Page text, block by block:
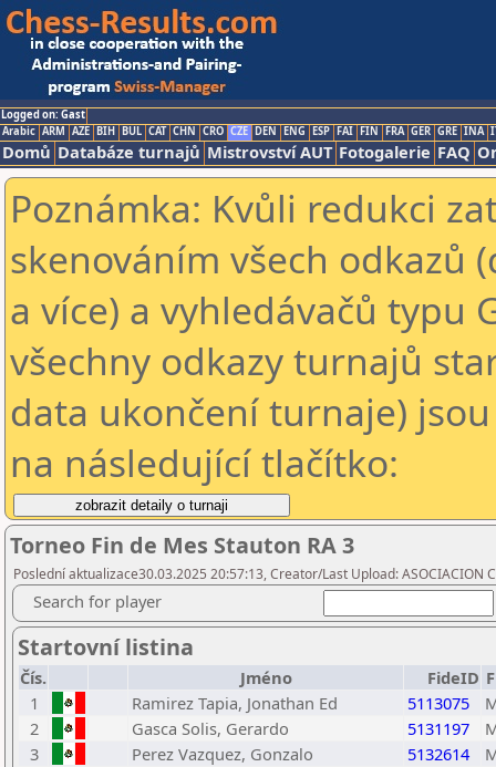
Logged on: Gast
Arabic ARM AZE BIH BUL CAT CHN CRO CZE DEN ENG ESP FAI FIN FRA GER GRE INA
Domů Databáze turnajů Mistrovství AUT Fotogalerie FAQ
Poznámka: Kvůli redukci
skenováním všech odkazů
a více) a vyhledávačů typu
všechny odkazy turnajů
data ukončení turnaje)
na následující tlačítko:
Torneo Fin de Mes Stauton RA 3
Poslední aktualizace30.03.2025 20:57:13, Creator/Last Upload: ASOCIACION
Search for player
Startovní listina
Čís. Jméno FideID
1
Ramirez Tapia, Jonathan Ed 5113075
2
Gasca Solis, Gerardo 5131197
3
Perez Vazquez, Gonzalo 5132614